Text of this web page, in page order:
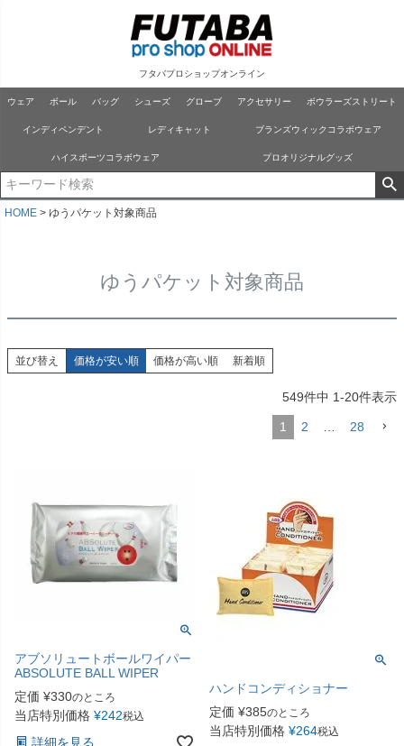
フタバプロショップオンライン
ウェア ボール バッグ シューズ グローブ アクセサリー ボウラーズストリート
インディペンデント レディキャット ブランズウィックコラボウェア
ハイスポーツコラボウェア プロオリジナルグッズ
HOME ゆうパケット対象商品
ゆうパケット対象商品
並び替え 価格が安い順 価格が高い順 新着順
549件中 1-20件表示
1 2 … 28
アブソリュートボールワイパー
ABSOLUTE BALL WIPER
定価 ¥330のところ
当店特別価格 ¥242税込
詳細を見る
ハンドコンディショナー
定価 ¥385のところ
当店特別価格 ¥264税込